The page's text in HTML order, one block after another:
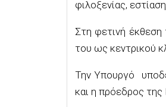
φιλοξενίας,
Στη φετινή έκθεση
του ως κεντρικού
Την Υπουργό
και η πρόεδρος